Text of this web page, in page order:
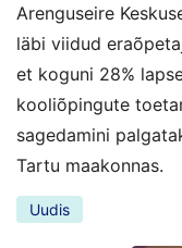
Arenguseire
läbi viidud
et koguni 28%
kooliõpingute
sagedamini
Tartu maakonnas.
Uudis